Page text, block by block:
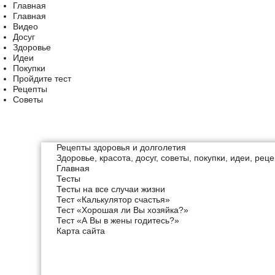
Главная
Главная
Видео
Досуг
Здоровье
Идеи
Покупки
Пройдите тест
Рецепты
Советы
Рецепты здоровья и долголетия
Здоровье, красота, досуг, советы, покупки, идеи,
Главная
Тесты
Тесты на все случаи жизни
Тест «Калькулятор счастья»
Тест «Хорошая ли Вы хозяйка?»
Тест «А Вы в жены годитесь?»
Карта сайта